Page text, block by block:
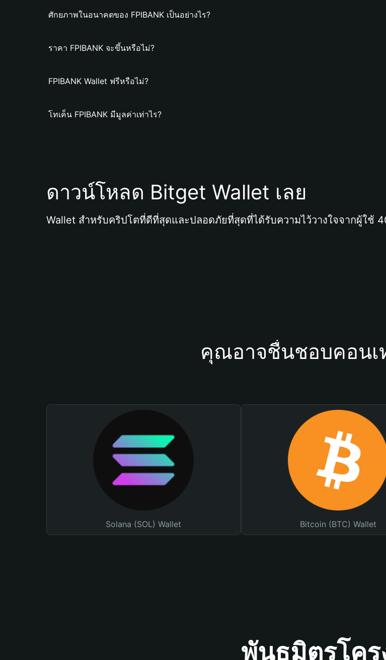
ศักยภาพในอนาคตของ FPIBANK เป็นอย่างไร?
ราคา FPIBANK จะขึ้นหรือไม่?
FPIBANK Wallet ฟรีหรือไม่?
โทเค็น FPIBANK มีมูลค่าเท่าไร?
ดาวน์โหลด Bitget Wallet เลย
Wallet สำหรับคริปโตที่ดีที่สุดและปลอดภัยที่สุดที่ได้รับความไว้วางใจจากผู้ใช้
คุณอาจชื่นชอบคอนเ
Solana (SOL) Wallet Bitcoin (BTC) Wallet
พันธมิตรโคร